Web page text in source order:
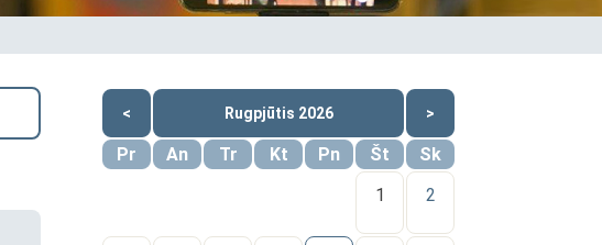
< Rugpjūtis 2026 >
Pr An Tr Kt Pn Št
Sk
1
2